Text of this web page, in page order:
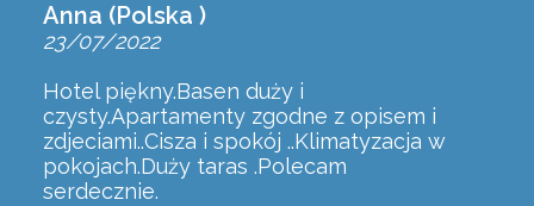
Anna (Polska )
23/07/2022
Hotel piękny.Basen duży i
czysty.Apartamenty zgodne z opisem i
zdjeciami..Cisza i spokój ..Klimatyzacja w
pokojach.Duży taras .Polecam
serdecznie.